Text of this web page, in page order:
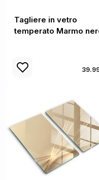
Tagliere in vetro
temperato Marmo